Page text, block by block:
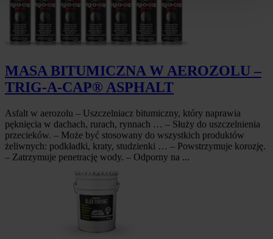
MASA BITUMICZNA W AEROZOLU –
TRIG-A-CAP® ASPHALT
Asfalt w aerozolu – Uszczelniacz bitumiczny, który naprawia
pęknięcia w dachach, rurach, rynnach … – Służy do uszczelnienia
przecieków. – Może być stosowany do wszystkich produktów
żeliwnych: podkładki, kraty, studzienki … – Powstrzymuje korozję.
– Zatrzymuje penetrację wody. – Odporny na ...